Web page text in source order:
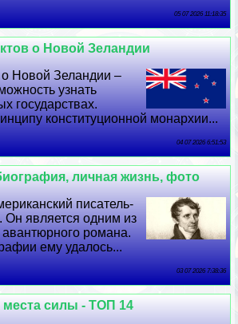
05 07 2026 11:18:35
о Новой Зеландии
Новой Зеландии –
узнать
государствах.
конституционной монархии...
04 07 2026 6:51:53
личная жизнь, фото
писатель-
Он является одним из
романа.
ему удалось...
03 07 2026 7:38:36
силы - ТОП 14